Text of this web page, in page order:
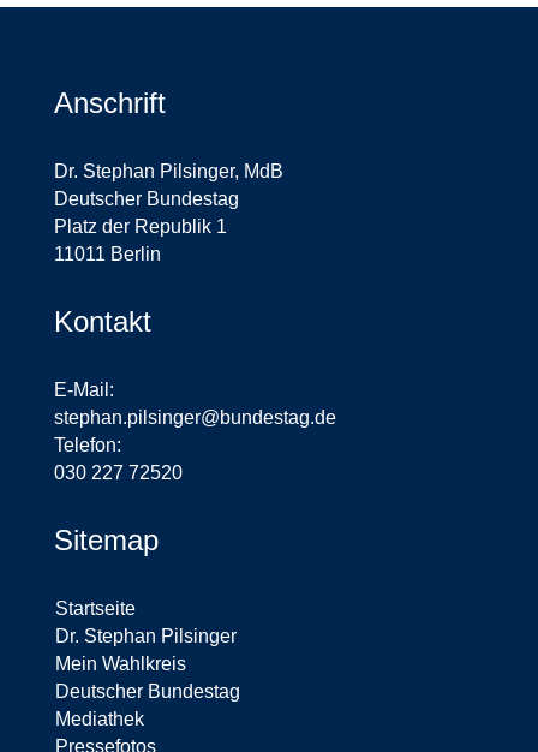
Anschrift
Dr. Stephan Pilsinger, MdB
Deutscher Bundestag
Platz der Republik 1
11011 Berlin
Kontakt
E-Mail:
stephan.pilsinger@bundestag.de
Telefon:
030 227 72520
Sitemap
Startseite
Dr. Stephan Pilsinger
Mein Wahlkreis
Deutscher Bundestag
Mediathek
Pressefotos